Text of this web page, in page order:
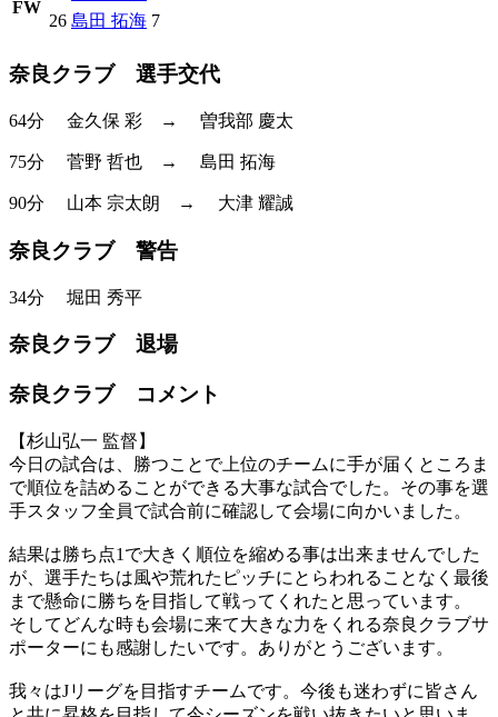
FW
26 島田 拓海 7
奈良クラブ 選手交代
64分 金久保 彩 → 曽我部 慶太
75分 菅野 哲也 → 島田 拓海
90分 山本 宗太朗 → 大津 耀誠
奈良クラブ 警告
34分 堀田 秀平
奈良クラブ 退場
奈良クラブ コメント
【杉山弘一 監督】
今日の試合は、勝つことで上位のチームに手が届くところま
で順位を詰めることができる大事な試合でした。その事を選
手スタッフ全員で試合前に確認して会場に向かいました。
結果は勝ち点1で大きく順位を縮める事は出来ませんでした
が、選手たちは風や荒れたピッチにとらわれることなく最後
まで懸命に勝ちを目指して戦ってくれたと思っています。
そしてどんな時も会場に来て大きな力をくれる奈良クラブサ
ポーターにも感謝したいです。ありがとうございます。
我々はJリーグを目指すチームです。今後も迷わずに皆さん